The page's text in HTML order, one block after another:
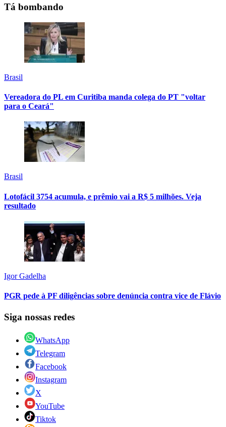
Tá bombando
Brasil
Vereadora do PL em Curitiba manda colega do PT "voltar
para o Ceará"
Brasil
Lotofácil 3754 acumula, e prêmio vai a R$ 5 milhões. Veja
resultado
Igor Gadelha
PGR pede à PF diligências sobre denúncia contra vice de Flávio
Siga nossas redes
WhatsApp
Telegram
Facebook
Instagram
X
YouTube
Tiktok